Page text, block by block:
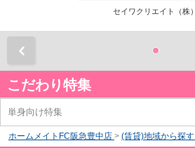
セイワクリエイト（株）
こだわり特集
単身向け特集
ホームメイトFC阪急豊中店 > (賃貸)地域から探す